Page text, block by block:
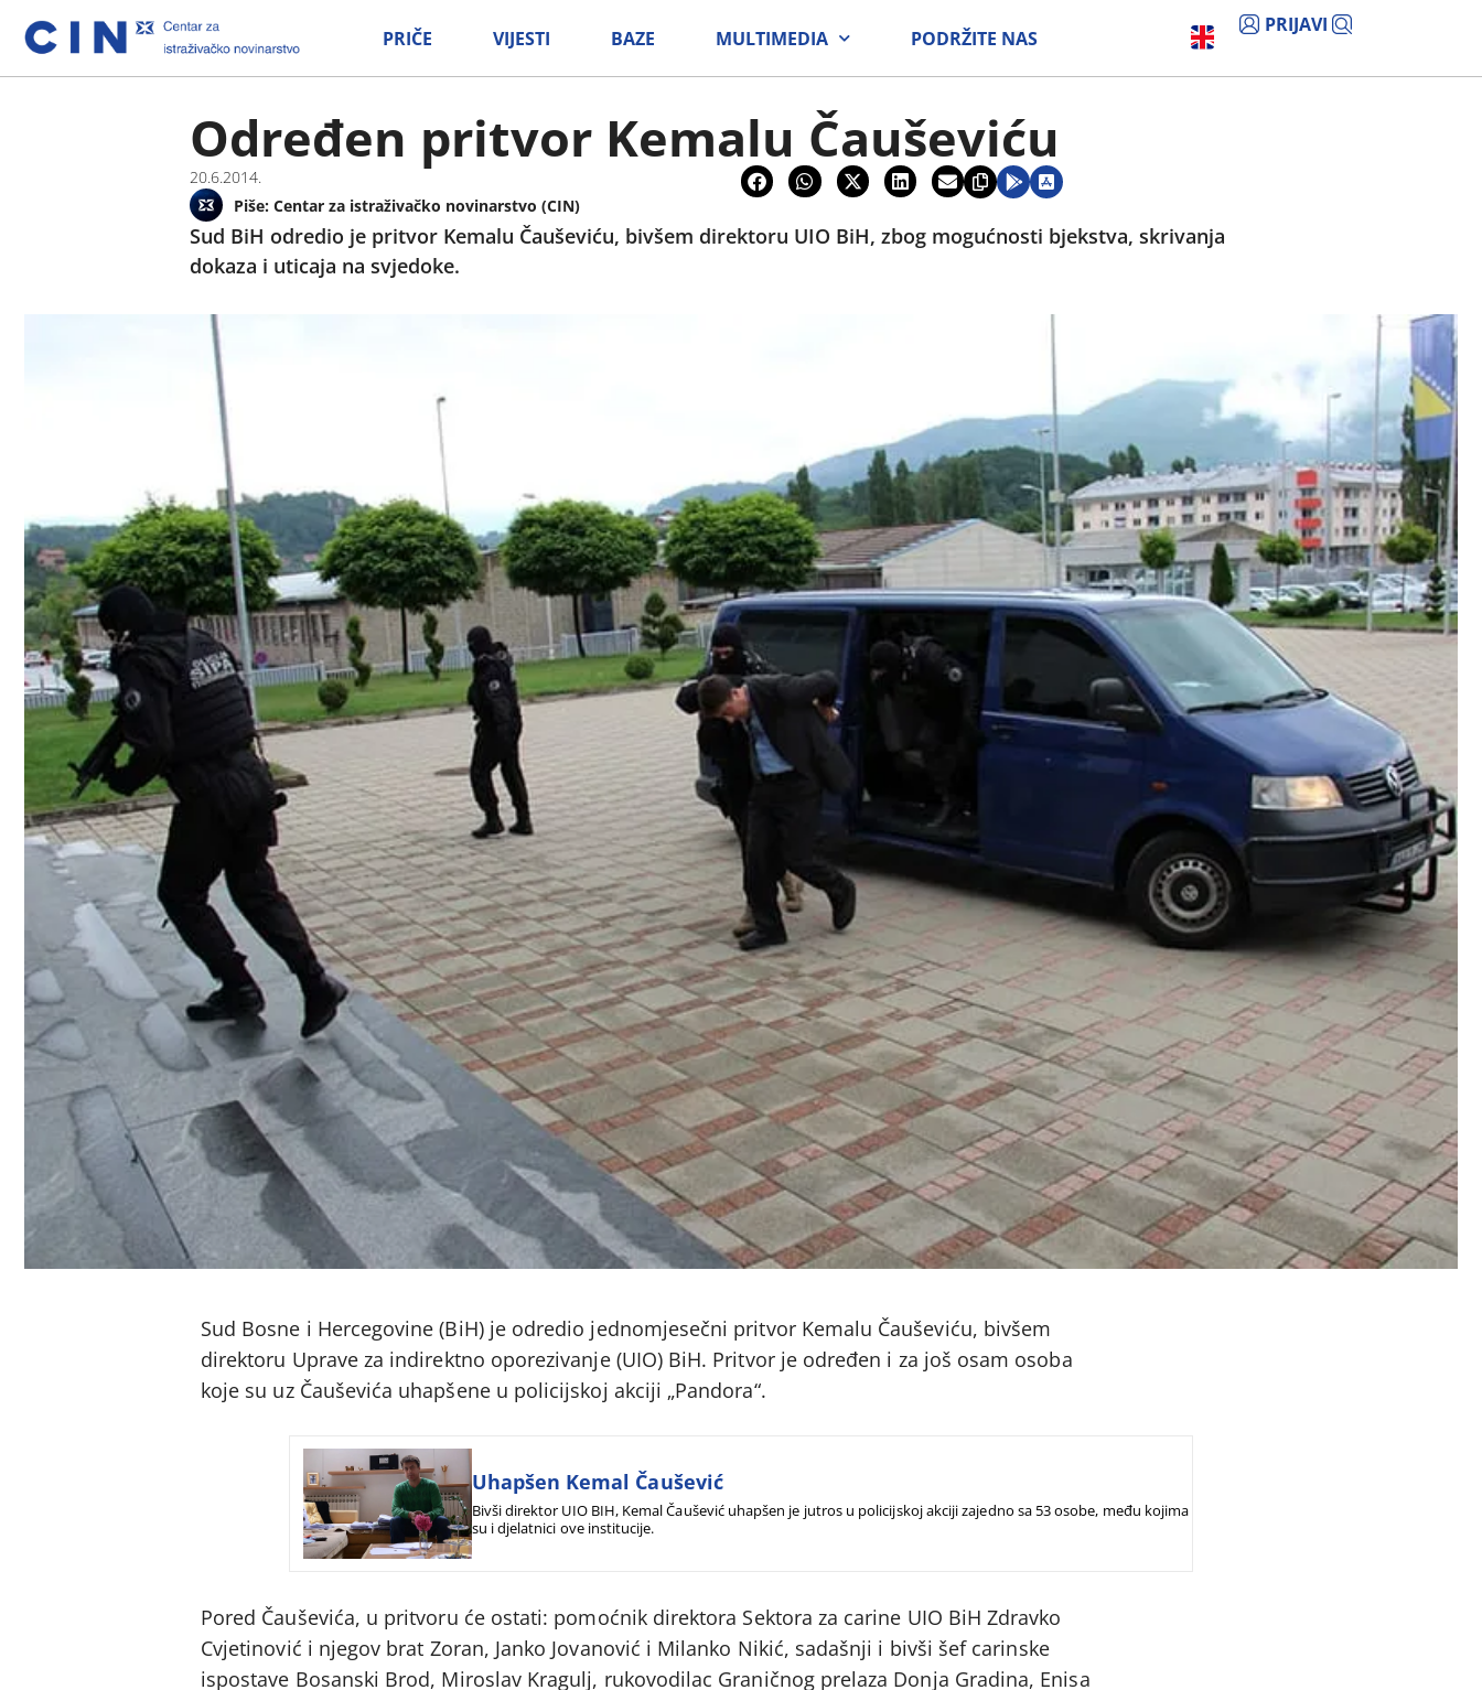
PRIČE VIJESTI BAZE MULTIMEDIA PODRŽITE NAS
PRIJAVI
Određen pritvor Kemalu Čauševiću
20.6.2014.
Piše: Centar za istraživačko novinarstvo (CIN)
Sud BiH odredio je pritvor Kemalu Čauševiću, bivšem direktoru UIO BiH, zbog mogućnosti bjekstva, skrivanja
dokaza i uticaja na svjedoke.
Sud Bosne i Hercegovine (BiH) je odredio jednomjesečni pritvor Kemalu Čauševiću, bivšem
direktoru Uprave za indirektno oporezivanje (UIO) BiH. Pritvor je određen i za još osam osoba
koje su uz Čauševića uhapšene u policijskoj akciji „Pandora“.
Uhapšen Kemal Čaušević
Bivši direktor UIO BIH, Kemal Čaušević uhapšen je jutros u policijskoj akciji zajedno sa 53 osobe, među kojima
su i djelatnici ove institucije.
Pored Čauševića, u pritvoru će ostati: pomoćnik direktora Sektora za carine UIO BiH Zdravko
Cvjetinović i njegov brat Zoran, Janko Jovanović i Milanko Nikić, sadašnji i bivši šef carinske
ispostave Bosanski Brod, Miroslav Kragulj, rukovodilac Graničnog prelaza Donja Gradina, Enisa